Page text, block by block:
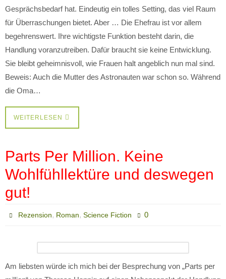
Gesprächsbedarf hat. Eindeutig ein tolles Setting, das viel Raum
für Überraschungen bietet. Aber … Die Ehefrau ist vor allem
begehrenswert. Ihre wichtigste Funktion besteht darin, die
Handlung voranzutreiben. Dafür braucht sie keine Entwicklung.
Sie bleibt geheimnisvoll, wie Frauen halt angeblich nun mal sind.
Beweis: Auch die Mutter des Astronauten war schon so. Während
die Oma…
WEITERLESEN
Parts Per Million. Keine
Wohlfühllektüre und deswegen
gut!
Rezension, Roman,Science Fiction 0
Am liebsten würde ich mich bei der Besprechung von „Parts per